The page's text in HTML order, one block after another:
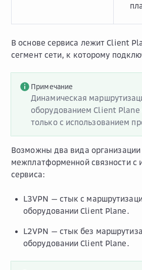
В основе сервиса лежит Client
сегмент сети, к которому
Примечание
Динамическая
оборудованием Client Plane
только с использованием
Возможны два вида организации
межплатформенной связности с
сервиса:
L3VPN — стык с
оборудовании Client Plane.
L2VPN — стык без
оборудовании Client Plane.